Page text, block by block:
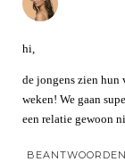
hi,
de jongens zien hun
weken! We gaan
een relatie gewoon
BEANTWOORDEN